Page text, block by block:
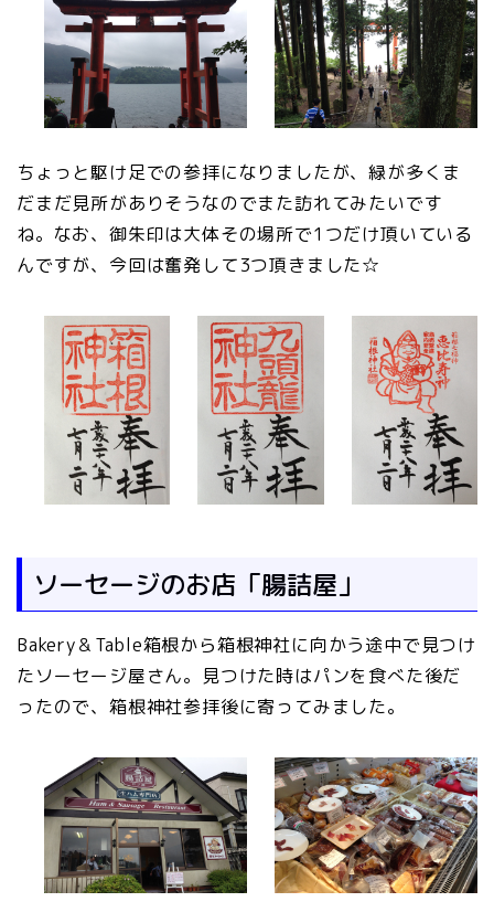
ちょっと駆け足での参拝になりましたが、緑が多くま
だまだ見所がありそうなのでまた訪れてみたいです
ね。なお、御朱印は大体その場所で1つだけ頂いている
んですが、今回は奮発して3つ頂きました☆
ソーセージのお店「腸詰屋」
Bakery＆Table箱根から箱根神社に向かう途中で見つけ
たソーセージ屋さん。見つけた時はパンを食べた後だ
ったので、箱根神社参拝後に寄ってみました。